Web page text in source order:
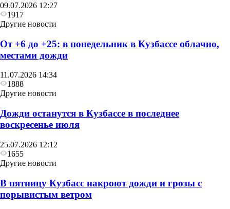
09.07.2026 12:27
1917
Другие новости
От +6 до +25: в понедельник в Кузбассе облачно,
местами дожди
11.07.2026 14:34
1888
Другие новости
Дожди останутся в Кузбассе в последнее
воскресенье июля
25.07.2026 12:12
1655
Другие новости
В пятницу Кузбасс накроют дожди и грозы с
порывистым ветром